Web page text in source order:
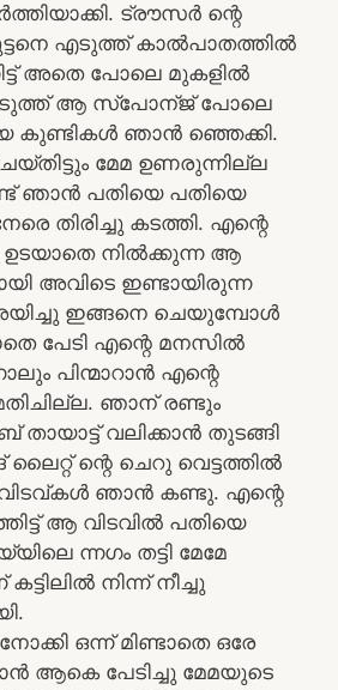
ട്രൗസർ ന്റെ
എടുത്ത് കാൽപാതത്തിൽ
അതെ പോലെ മുകളിൽ
ആ സ്പോന്ജ് പോലെ
കുണ്ടികൾ ഞാൻ ഞ്ഞെക്കി.
മേമ ഉണരുന്നില്ല
ഞാൻ പതിയെ പതിയെ
തിരിച്ചു കടത്തി. എന്റെ
ഉടയാതെ നിൽക്കുന്ന ആ
അവിടെ ഇണ്ടായിരുന്ന
ഇങ്ങനെ ചെയുമ്പോൾ
പേടി എന്റെ മനസിൽ
പിന്മാറാൻ എന്റെ
ഞാന് രണ്ടും
വലിക്കാൻ തുടങ്ങി
ലൈറ്റ് ന്റെ ചെറു വെട്ടത്തിൽ
ഞാൻ കണ്ടു. എന്റെ
ആ വിടവിൽ പതിയെ
ന്നഗം തട്ടി മേമേ
നിന്ന് നീച്ചു
ഒന്ന് മിണ്ടാതെ ഒരേ
ആകെ പേടിച്ചു മേമയുടെ